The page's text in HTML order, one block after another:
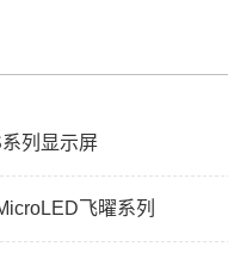
列显示屏
飞曜系列